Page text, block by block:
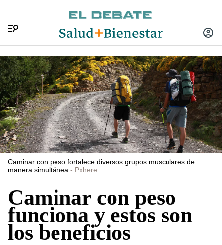
INICIAR
Caminar con peso fortalece diversos grupos musculares de
manera simultánea
Pxhere
Caminar con peso
funciona y estos son
los beneficios